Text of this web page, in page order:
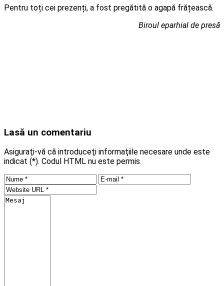
Pentru toți cei prezenți, a fost pregătită o agapă frățească.
Biroul eparhial de presă
Lasă un comentariu
Asiguraţi-vă că introduceţi informaţiile necesare unde este
indicat (*). Codul HTML nu este permis.